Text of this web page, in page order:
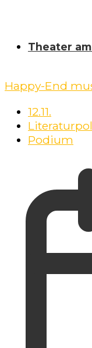
Theater
Happy-End
12.11.
Podium